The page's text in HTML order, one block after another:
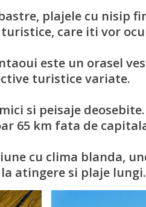
plajele cu nisip
care iti vor
este un orasel
turistice variate.
si peisaje
65 km fata de
cu clima blanda,
atingere si plaje lungi.